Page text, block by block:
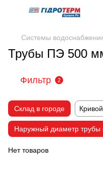
Системы
Трубы ПЭ 500
Фильтр 2
Склад в городе
Наружный диаметр трубы
Нет товаров